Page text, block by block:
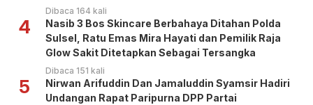
Dibaca 164 kali
4
Nasib 3 Bos Skincare Berbahaya Ditahan Polda
Sulsel, Ratu Emas Mira Hayati dan Pemilik Raja
Glow Sakit Ditetapkan Sebagai Tersangka
Dibaca 151 kali
5
Nirwan Arifuddin Dan Jamaluddin Syamsir Hadiri
Undangan Rapat Paripurna DPP Partai